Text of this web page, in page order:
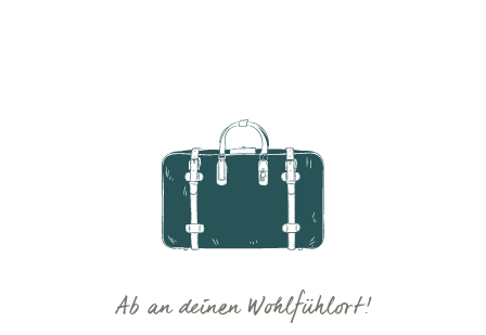
Ab an deinen Wohlfühlort!